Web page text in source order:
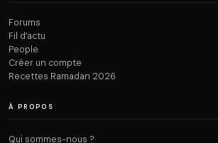
Forums
Fil d’actu
People
Créer un compte
Recettes Ramadan 2026
À PROPOS
Qui sommes-nous ?